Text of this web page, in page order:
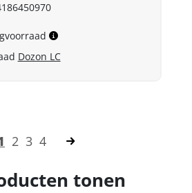
Dozon LC
2 3 4
tonen